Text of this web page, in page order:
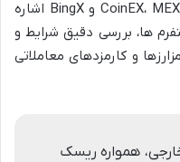
از جمله این صرافی ها می توان به CoinEX، MEXC و BingX اشاره
ها، بررسی دقیق شرایط و
و کارمزدهای معاملاتی
همواره ریسک